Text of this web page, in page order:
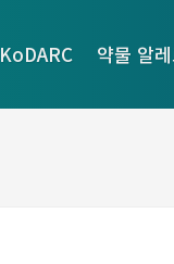
KoDARC 약물 알